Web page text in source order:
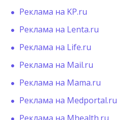
Реклама на KP.ru
Реклама на Lenta.ru
Реклама на Life.ru
Реклама на Mail.ru
Реклама на Mama.ru
Реклама на Medportal.ru